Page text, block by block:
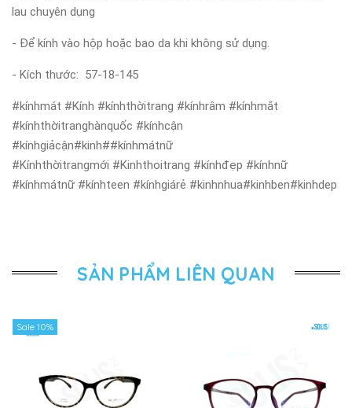
lau chuyên dụng
- Để kính vào hộp hoặc bao da khi không sử dụng.
- Kích thước: 57-18-145
#kínhmát #Kính #kínhthờitrang #kínhrâm #kínhmắt
#kínhthờitranghànquốc #kínhcận
#kínhgiảcận#kinh##kínhmátnữ
#Kínhthờitrangmới #Kinhthoitrang #kínhđẹp #kínhnữ
#kínhmátnữ #kínhteen #kínhgiárẻ #kinhnhua#kinhben#kinhdep
SẢN PHẨM LIÊN QUAN
Sale 10%